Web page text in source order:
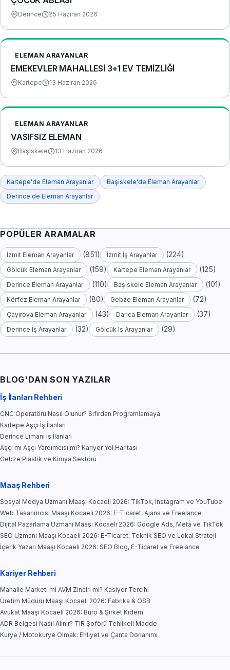
Derince 25 Haziran 2026
ELEMAN ARAYANLAR
EMEKEVLER MAHALLESİ 3+1 EV TEMİZLİĞİ
Kartepe 13 Haziran 2026
ELEMAN ARAYANLAR
VASIFSIZ ELEMAN
Başiskele 13 Haziran 2026
Kartepe'de Eleman Arayanlar
Başiskele'de Eleman Arayanlar
Derince'de Eleman Arayanlar
POPÜLER ARAMALAR
İzmit Eleman Arayanlar (851) İzmit İş Arayanlar (224)
Gölcük Eleman Arayanlar (159) Kartepe Eleman Arayanlar (125)
Derince Eleman Arayanlar (110) Başiskele Eleman Arayanlar (101)
Körfez Eleman Arayanlar (80) Gebze Eleman Arayanlar (72)
Çayırova Eleman Arayanlar (43) Darıca Eleman Arayanlar (37)
Derince İş Arayanlar (32) Gölcük İş Arayanlar (29)
BLOG'DAN SON YAZILAR
İş İlanları Rehberi
CNC Operatörü Nasıl Olunur? Sıfırdan Programlamaya
Kartepe Aşçı İş İlanları
Derince Limanı İş İlanları
Aşçı mı Aşçı Yardımcısı mı? Kariyer Yol Haritası
Gebze Plastik ve Kimya Sektörü
Maaş Rehberi
Sosyal Medya Uzmanı Maaşı Kocaeli 2026: TikTok, Instagram ve YouTube
Web Tasarımcısı Maaşı Kocaeli 2026: E-Ticaret, Ajans ve Freelance
Dijital Pazarlama Uzmanı Maaşı Kocaeli 2026: Google Ads, Meta ve TikTok
SEO Uzmanı Maaşı Kocaeli 2026: E-Ticaret, Teknik SEO ve Lokal Strateji
İçerik Yazarı Maaşı Kocaeli 2026: SEO Blog, E-Ticaret ve Freelance
Kariyer Rehberi
Mahalle Marketi mi AVM Zinciri mi? Kasiyer Tercihi
Üretim Müdürü Maaşı Kocaeli 2026: Fabrika & OSB
Avukat Maaşı Kocaeli 2026: Büro & Şirket Kıdem
ADR Belgesi Nasıl Alınır? TIR Şoförü Tehlikeli Madde
Kurye / Motokurye Olmak: Ehliyet ve Çanta Donanımı